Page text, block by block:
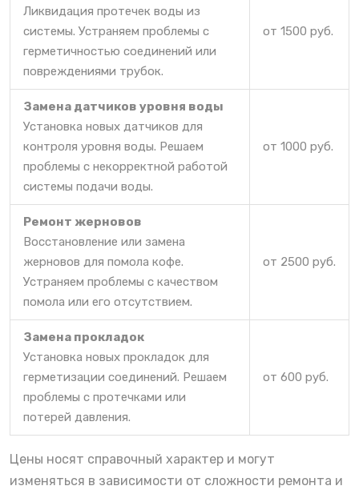
Ликвидация протечек воды из
системы. Устраняем проблемы с
герметичностью соединений или
повреждениями трубок.
от 1500 руб.
Замена датчиков уровня воды
Установка новых датчиков для
контроля уровня воды. Решаем
проблемы с некорректной работой
системы подачи воды.
от 1000 руб.
Ремонт жерновов
Восстановление или замена
жерновов для помола кофе.
Устраняем проблемы с качеством
помола или его отсутствием.
от 2500 руб.
Замена прокладок
Установка новых прокладок для
герметизации соединений. Решаем
проблемы с протечками или
потерей давления.
от 600 руб.
Цены носят справочный характер и могут
изменяться в зависимости от сложности ремонта и